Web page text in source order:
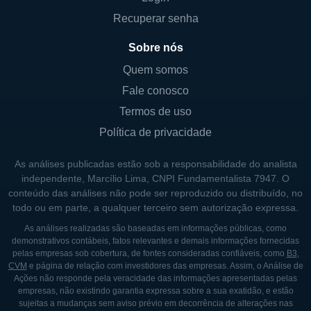
projetados para funcionarem em qualquer
ferramentas de análise de dados. Isso ajuda
os clientes a monitorarem a eficácia das
suas campanhas publicitárias e ajustá-las
em tempo real, garantindo assim um retorno
CONTROLE E PRINCIPAIS SÓCIOS
A Taoping é de propriedade de um grupo de
acionistas que inclui tanto investidores
institucionais como individuais. O fundador
da empresa desempenha um papel crucial
no direcionamento da visão e das estratégias
da Taoping. O envolvimento de investidores
estratégicos é fundamental para a expansão
Recuperar senha
Sobre nós
Quem somos
Fale conosco
Termos de uso
Política de privacidade
As análises publicadas estão sob a responsabilidade do analista
independente, Marcílio Lima, CNPI Fundamentalista 7947. O
conteúdo das análises não pode ser reproduzido ou distribuído, no
todo ou em parte, a qualquer terceiro sem autorização expressa.
As análises realizadas são baseadas em informações públicas, como
demonstrativos contábeis, fatos relevantes e demais informações fornecidas
pelas empresas sob cobertura, de fontes consideradas confiáveis, como B3,
CVM e página de relação com investidores das empresas. Assim, o Análise de
Ações não responde pela veracidade das informações apresentadas pelas
empresas, não existindo garantia expressa sobre a sua exatidão, e estão
sujeitas a mudanças sem aviso prévio em decorrência de alterações nas